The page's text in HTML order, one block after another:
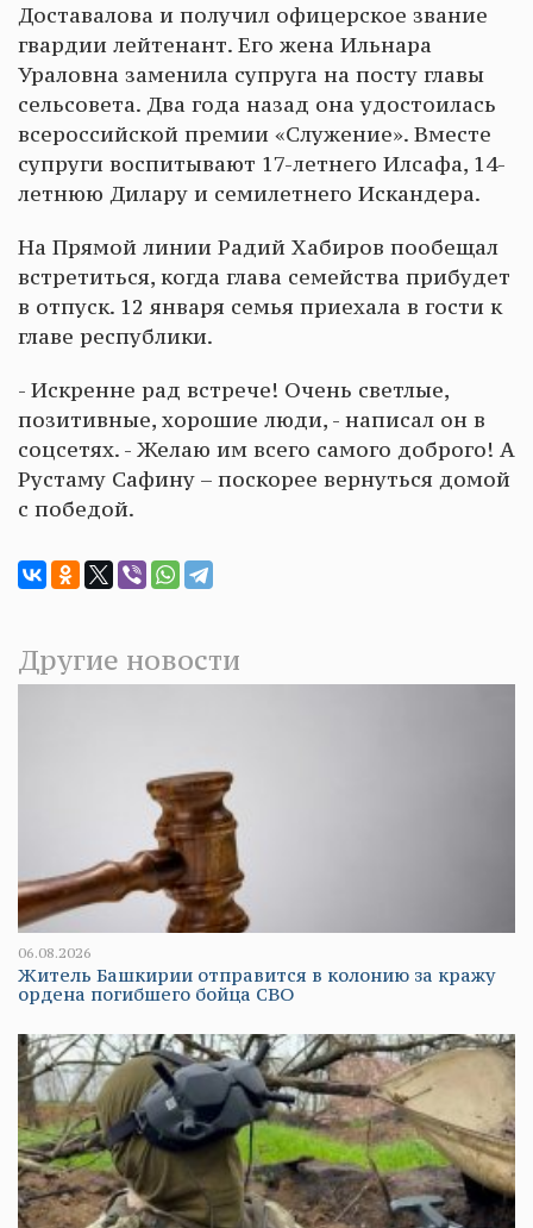
Доставалова и получил офицерское звание
гвардии лейтенант. Его жена Ильнара
Ураловна заменила супруга на посту главы
сельсовета. Два года назад она удостоилась
всероссийской премии «Служение». Вместе
супруги воспитывают 17-летнего Илсафа, 14-
летнюю Дилару и семилетнего Искандера.
На Прямой линии Радий Хабиров пообещал
встретиться, когда глава семейства прибудет
в отпуск. 12 января семья приехала в гости к
главе республики.
- Искренне рад встрече! Очень светлые,
позитивные, хорошие люди, - написал он в
соцсетях. - Желаю им всего самого доброго! А
Рустаму Сафину – поскорее вернуться домой
с победой.
Другие новости
06.08.2026
Житель Башкирии отправится в колонию за кражу
ордена погибшего бойца СВО